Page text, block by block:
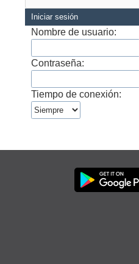
Iniciar sesión
Nombre de usuario:
Contraseña:
Tiempo de conexión: